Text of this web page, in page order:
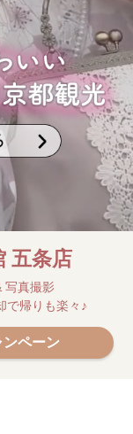
五条店
写真撮影
で帰りも楽々♪
ンペーン